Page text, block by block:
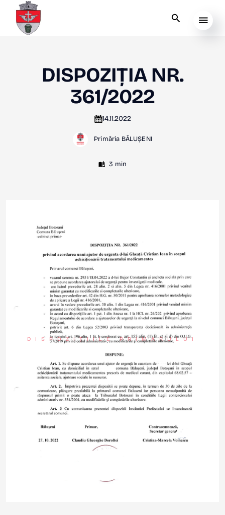
DISPOZIȚIA NR.
361/2022
14.11.2022
Primăria BĂLUȘENI
3 min
DISPOZIȚIILE PRIMARULUI